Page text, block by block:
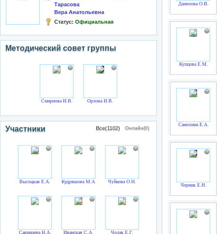
Тарасова
Вера Анатольевна
Статус: Официальная
Методический совет группы
Смирнова И.В. Орлова Н.В.
Участники Все(1102) Онлайн(0)
Высоцкая Е.А. Кудряшова М.А. Чуйкова О.Н.
Савинцева Н.А. Иванская С.А. Чолак Е.Г.
Данилова О.В.
Купцова Е.М.
Самохина Е.А.
Черник Е.Н.